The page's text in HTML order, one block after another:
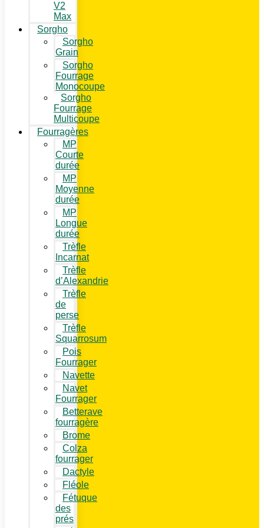
V2
Max
Sorgho
Sorgho
Grain
Sorgho
Fourrage
Monocoupe
Sorgho
Fourrage
Multicoupe
Fourragères
MP
Courte
durée
MP
Moyenne
durée
MP
Longue
durée
Trèfle
Incarnat
Trèfle
d’Alexandrie
Trèfle
de
perse
Trèfle
Squarrosum
Pois
Fourrager
Navette
Navet
Fourrager
Betterave
fourragère
Brome
Colza
fourrager
Dactyle
Fléole
Fétuque
des
prés